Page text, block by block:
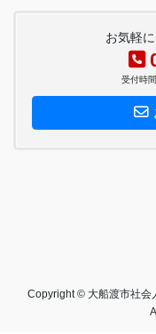
お気軽
受付時
Copyright © 大船渡市社会